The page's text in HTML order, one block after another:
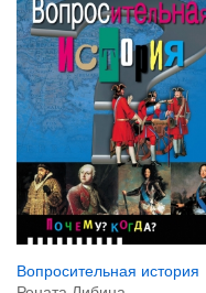
Вопросительная история